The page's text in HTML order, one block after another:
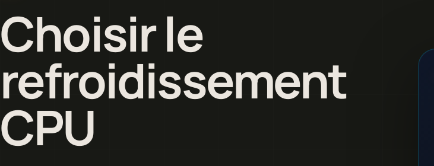
Choisir le
refroidissement
CPU